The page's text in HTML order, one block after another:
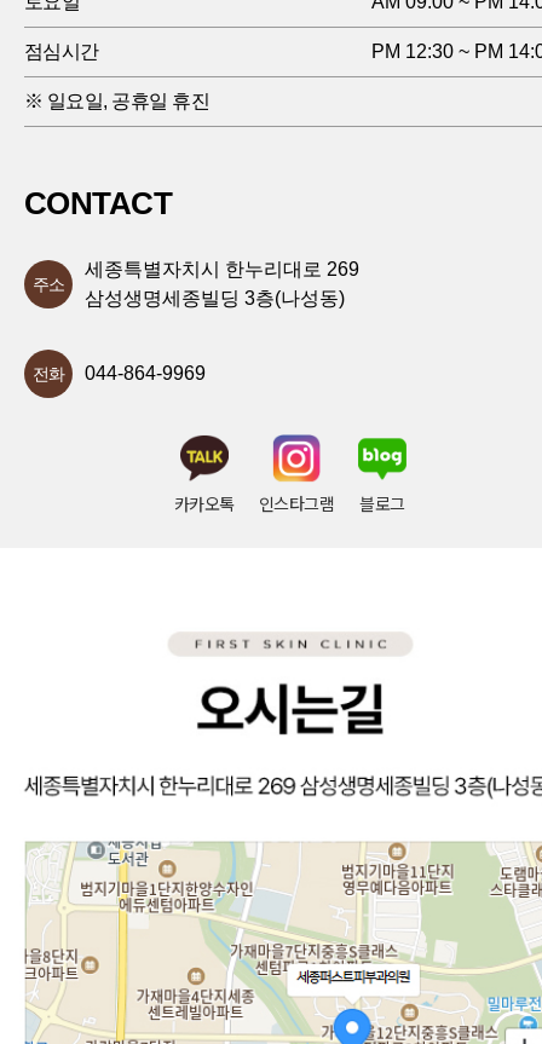
점심시간 PM 12:30 ~ PM
※ 일요일, 공휴일 휴진
CONTACT
주소
세종특별자치시 한누리대로 269
삼성생명세종빌딩 3층(나성동)
전화 044-864-9969
카카오톡 인스타그램 블로그